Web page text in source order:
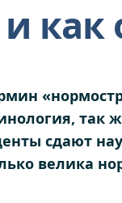
как
так
сдают
велика